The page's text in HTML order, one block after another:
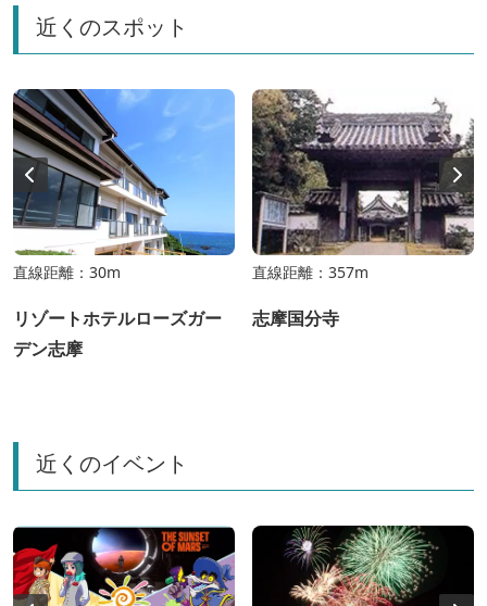
近くのスポット
直線距離：30m
リゾートホテルローズガー
デン志摩
直線距離：357m
志摩国分寺
近くのイベント